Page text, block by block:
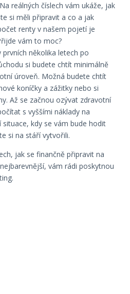
reálných číslech vám ukáže, jak
si měli připravit a co a jak
renty v našem pojetí je
vám to moc?
několika letech po
si budete chtít minimálně
úroveň. Možná budete chtít
koníčky a zážitky nebo si
Až se začnou ozývat zdravotní
s vyššími náklady na
kdy se vám bude hodit
si na stáří vytvořili.
jak se finančně připravit na
vám rádi poskytnou